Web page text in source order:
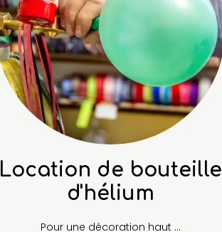
Location de bouteille
d'hélium
Pour une décoration haut ...